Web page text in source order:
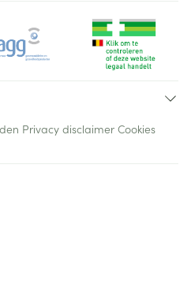
Privacy disclaimer Cookies